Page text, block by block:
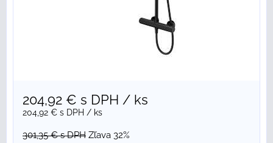
204,92 € s DPH / ks
204,92 € s DPH / ks
301,35 €s DPH Zľava 32%